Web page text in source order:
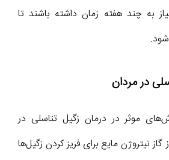
به چند هفته زمان داشته باشند تا
در مردان
موثر در درمان زگیل تناسلی در
نیتروژن مایع برای فریز کردن زگیل‌ها